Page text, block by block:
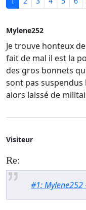
Mylene252
Je trouve honteux
fait de mal il est la
des gros bonnets
sont pas
alors laissé de
Visiteur
Re:
#1: Mylene252